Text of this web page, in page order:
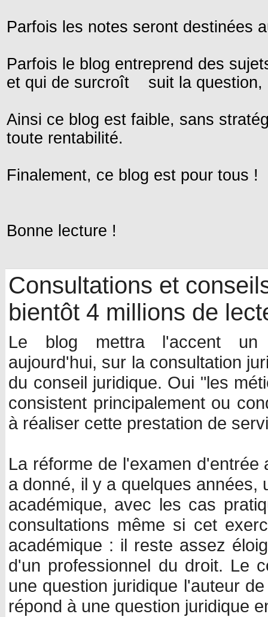
Parfois les notes seront destinées
Parfois le blog entreprend des
et qui de surcroît suit la question,
Ainsi ce blog est faible, sans
toute rentabilité.
Finalement, ce blog est pour tous !
Bonne lecture !
Consultations et
bientôt 4 millions de
Le blog mettra l'accent un
aujourd'hui, sur la consultation
du conseil juridique. Oui "les
consistent principalement ou
à réaliser cette prestation de
La réforme de l'examen
a donné, il y a quelques années,
académique, avec les cas
consultations même si cet
académique : il reste assez
d'un professionnel du droit. Le
une question juridique l'auteur
répond à une question juridique